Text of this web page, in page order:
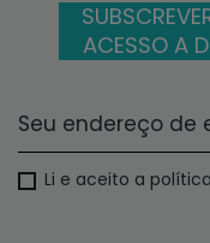
ACESSO A
Li e aceito a